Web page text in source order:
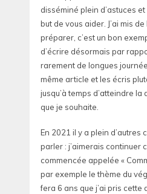
disséminé plein d’astuces
but de vous aider. J’ai mis
préparer, c’est un bon
d’écrire désormais par
rarement de longues
même article et les écris
jusqu’à temps d’atteindre
que je souhaite.
En 2021 il y a plein d’autres
parler : j’aimerais continuer
commencée appelée «
par exemple le thème du
fera 6 ans que j’ai pris cette